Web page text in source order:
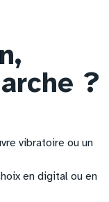
?
vibratoire ou un
en digital ou en